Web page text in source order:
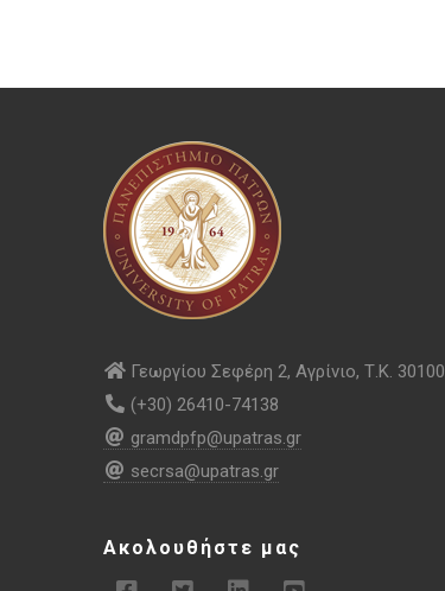
Γεωργίου Σεφέρη 2, Αγρίνιο, Τ.Κ. 30100
(+30) 26410-74138
gramdpfp@upatras.gr
secrsa@upatras.gr
Ακολουθήστε μας